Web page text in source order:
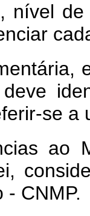
nível
deve
se a
ao
- CNMP.